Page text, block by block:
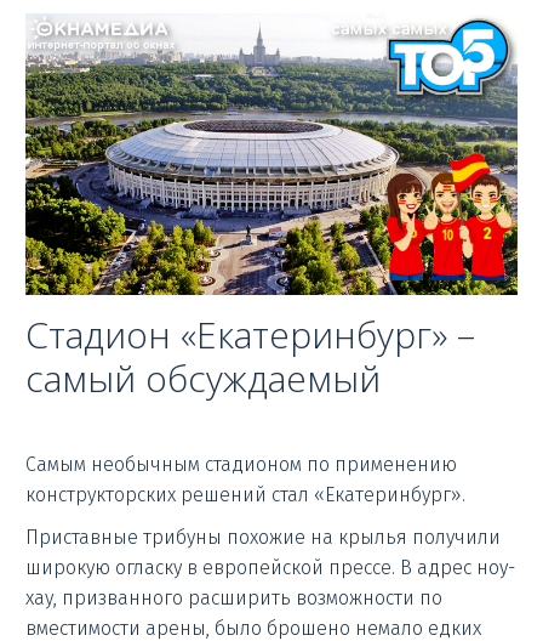
Стадион «Екатеринбург» –
самый обсуждаемый
Самым необычным стадионом по применению
конструкторских решений стал «Екатеринбург».
Приставные трибуны похожие на крылья получили
широкую огласку в европейской прессе. В адрес ноу-
хау, призванного расширить возможности по
вместимости арены, было брошено немало едких